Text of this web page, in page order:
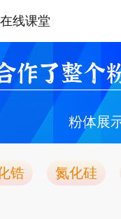
在线课堂
作了整个
粉体展
锆 氮化硅